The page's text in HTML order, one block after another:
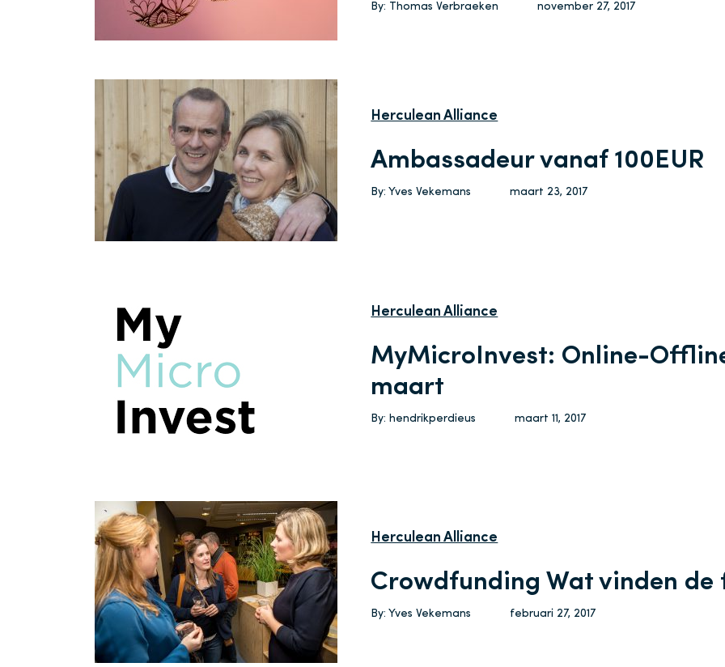
By: Thomas Verbraeken november 27, 2017
Herculean Alliance
Ambassadeur vanaf 100EUR
By: Yves Vekemans maart 23, 2017
Herculean Alliance
MyMicroInvest: Online-
maart
By: hendrikperdieus maart 11, 2017
Herculean Alliance
Crowdfunding Wat vinden de
By: Yves Vekemans februari 27, 2017